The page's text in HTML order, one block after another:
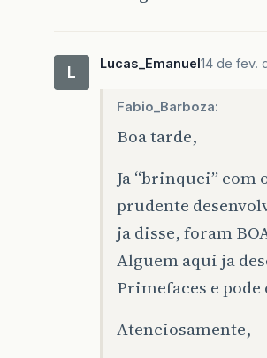
L Lucas_Emanuel14 de fev.
Fabio_Barboza:
Boa tarde,
Ja “brinquei” com
prudente
ja disse, foram
Alguem aqui ja
Primefaces e pode
Atenciosamente,